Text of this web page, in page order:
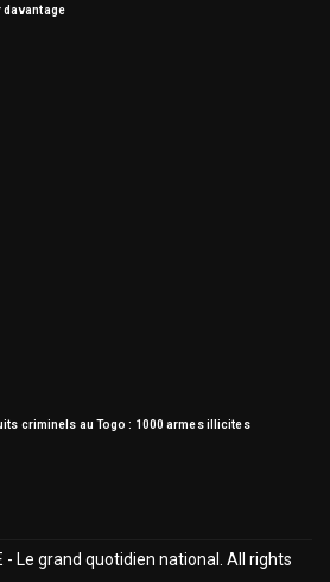
davantage
criminels au Togo : 1000 armes illicites
- Le grand quotidien national. All rights